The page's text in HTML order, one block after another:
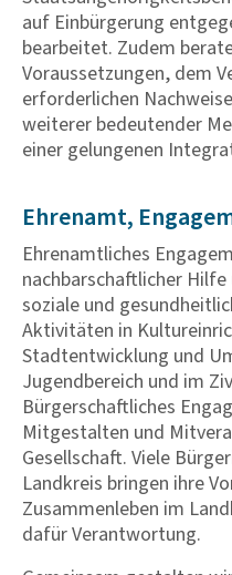
auf Einbürgerung
bearbeitet. Zudem
Voraussetzungen, dem
erforderlichen
weiterer bedeutender
einer gelungenen
Ehrenamt,
Ehrenamtliches
nachbarschaftlicher
soziale und
Aktivitäten in
Stadtentwicklung und
Jugendbereich und im
Bürgerschaftliches
Mitgestalten und
Gesellschaft. Viele
Landkreis bringen ihre
Zusammenleben im
dafür Verantwortung.